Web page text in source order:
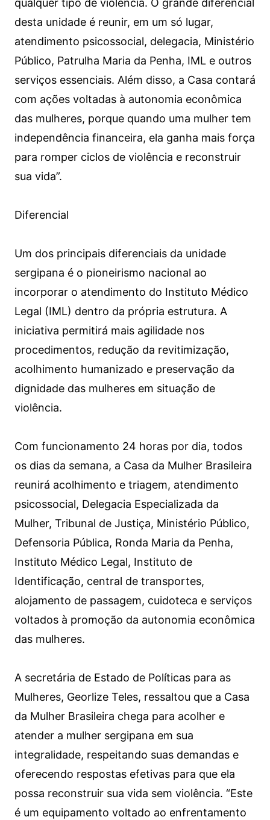
qualquer tipo de violência. O grande diferencial
desta unidade é reunir, em um só lugar,
atendimento psicossocial, delegacia, Ministério
Público, Patrulha Maria da Penha, IML e outros
serviços essenciais. Além disso, a Casa contará
com ações voltadas à autonomia econômica
das mulheres, porque quando uma mulher tem
independência financeira, ela ganha mais força
para romper ciclos de violência e reconstruir
sua vida”.
Diferencial
Um dos principais diferenciais da unidade
sergipana é o pioneirismo nacional ao
incorporar o atendimento do Instituto Médico
Legal (IML) dentro da própria estrutura. A
iniciativa permitirá mais agilidade nos
procedimentos, redução da revitimização,
acolhimento humanizado e preservação da
dignidade das mulheres em situação de
violência.
Com funcionamento 24 horas por dia, todos
os dias da semana, a Casa da Mulher Brasileira
reunirá acolhimento e triagem, atendimento
psicossocial, Delegacia Especializada da
Mulher, Tribunal de Justiça, Ministério Público,
Defensoria Pública, Ronda Maria da Penha,
Instituto Médico Legal, Instituto de
Identificação, central de transportes,
alojamento de passagem, cuidoteca e serviços
voltados à promoção da autonomia econômica
das mulheres.
A secretária de Estado de Políticas para as
Mulheres, Georlize Teles, ressaltou que a Casa
da Mulher Brasileira chega para acolher e
atender a mulher sergipana em sua
integralidade, respeitando suas demandas e
oferecendo respostas efetivas para que ela
possa reconstruir sua vida sem violência. “Este
é um equipamento voltado ao enfrentamento